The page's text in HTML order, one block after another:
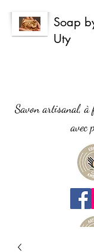
Soap
Uty
Savon artisanal,
avec